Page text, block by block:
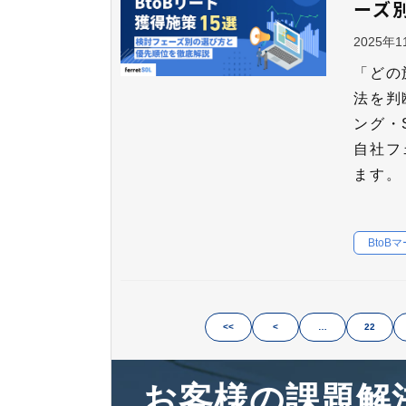
ーズ
2025年
「ど
法を判
ング
自社
ます。
BtoB
<< < 22